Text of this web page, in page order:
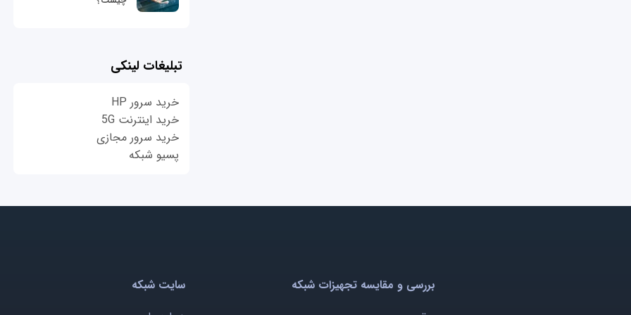
تبلیغات لینکی
خرید سرور HP
خرید اینترنت 5G
خرید سرور مجازی
پسیو شبکه
بررسی و مقایسه تجهیزات شبکه
سایت شبکه